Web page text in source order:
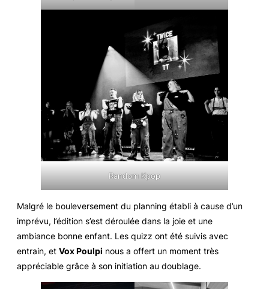
Random Kpop
Malgré le bouleversement du planning établi à cause d’un
imprévu, l’édition s’est déroulée dans la joie et une
ambiance bonne enfant. Les quizz ont été suivis avec
entrain, et Vox Poulpi nous a offert un moment très
appréciable grâce à son initiation au doublage.